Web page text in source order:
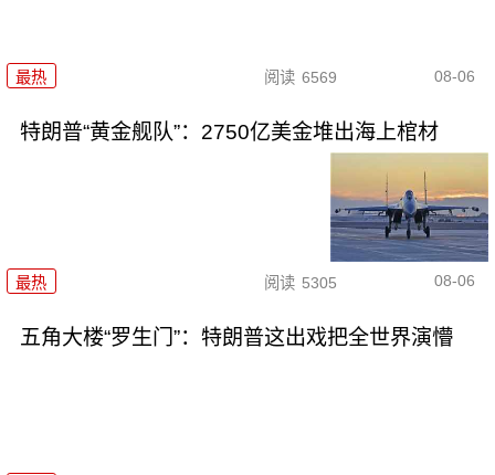
最热 阅读 6569 08-06
特朗普“黄金舰队”：2750亿美金堆出海上棺材
最热 阅读 5305 08-06
五角大楼“罗生门”：特朗普这出戏把全世界演懵